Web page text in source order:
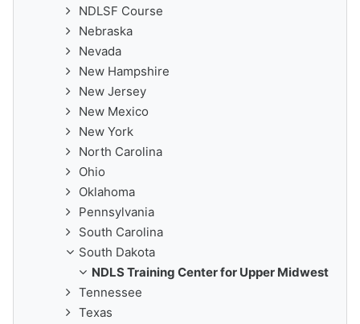
NDLSF Course
Nebraska
Nevada
New Hampshire
New Jersey
New Mexico
New York
North Carolina
Ohio
Oklahoma
Pennsylvania
South Carolina
South Dakota
NDLS Training Center for Upper Midwest
Tennessee
Texas